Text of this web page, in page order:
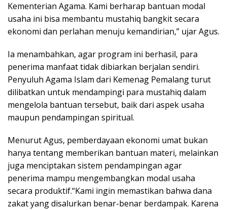
Kementerian Agama. Kami berharap bantuan modal
usaha ini bisa membantu mustahiq bangkit secara
ekonomi dan perlahan menuju kemandirian,” ujar Agus.
Ia menambahkan, agar program ini berhasil, para
penerima manfaat tidak dibiarkan berjalan sendiri.
Penyuluh Agama Islam dari Kemenag Pemalang turut
dilibatkan untuk mendampingi para mustahiq dalam
mengelola bantuan tersebut, baik dari aspek usaha
maupun pendampingan spiritual.
Menurut Agus, pemberdayaan ekonomi umat bukan
hanya tentang memberikan bantuan materi, melainkan
juga menciptakan sistem pendampingan agar
penerima mampu mengembangkan modal usaha
secara produktif.“Kami ingin memastikan bahwa dana
zakat yang disalurkan benar-benar berdampak. Karena